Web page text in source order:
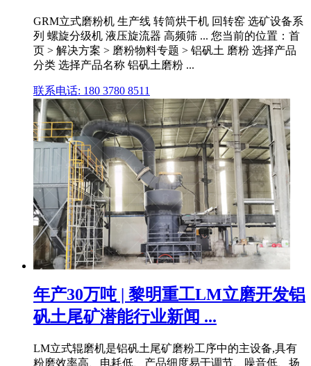
GRM立式磨粉机 生产线 转筒烘干机 回转窑 选矿设备系
列 螺旋分级机 液压旋流器 高频筛 ... 您当前的位置：首
页 > 解决方案 > 磨粉物料专题 > 铝矾土 磨粉 选择产品
分类 选择产品名称 铝矾土磨粉 ...
联系电话: 180 3780 8511
年产30万吨 | 黎明重工LM立磨开发铝
矾土尾矿潜能行业新闻 ...
LM立式辊磨机是铝矾土尾矿磨粉工序中的主设备,具有
粉磨效率高、电耗低、产品细度易于调节、噪音低、扬